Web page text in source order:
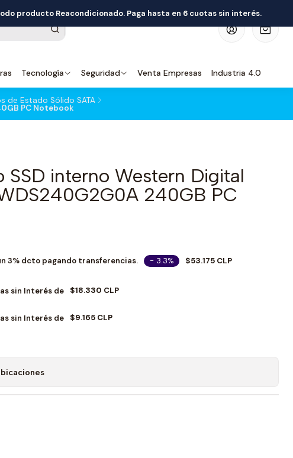
Tecnología Seguridad Venta Empresas Industria 4.0
producto Reacondicionado. Paga hasta en 6 cuotas sin interés.
de Estado Sólido SATA
PC Notebook
SSD interno Western Digital
240GB PC
3% dcto pagando transferencias. - 3.3% $53.175 CLP
sin Interés de $18.330 CLP
sin Interés de $9.165 CLP